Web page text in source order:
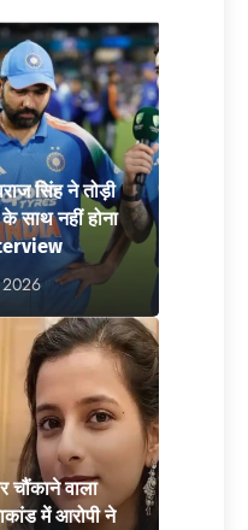
सिंह ने तोड़ी
साथ नहीं होना
वाला
में आरोपी ने